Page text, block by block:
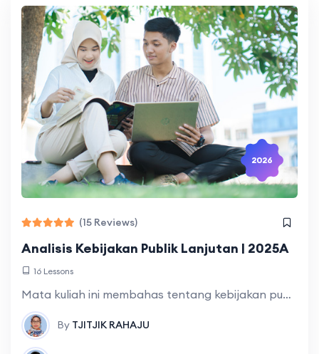
2026
(15 Reviews)
Analisis Kebijakan Publik Lanjutan | 2025A
16 Lessons
Mata kuliah ini membahas tentang kebijakan publik berbasis bukti, manfaat dan tujuan dalam menganalisis kebijakan berbasis bukti, langkah-langkah dan metode dalam analisis kebijakan publik. Secara
By TJITJIK RAHAJU